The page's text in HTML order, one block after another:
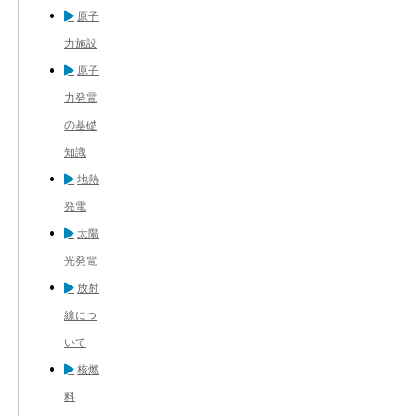
原子
力施設
原子
力発電
の基礎
知識
地熱
発電
太陽
光発電
放射
線につ
いて
核燃
料